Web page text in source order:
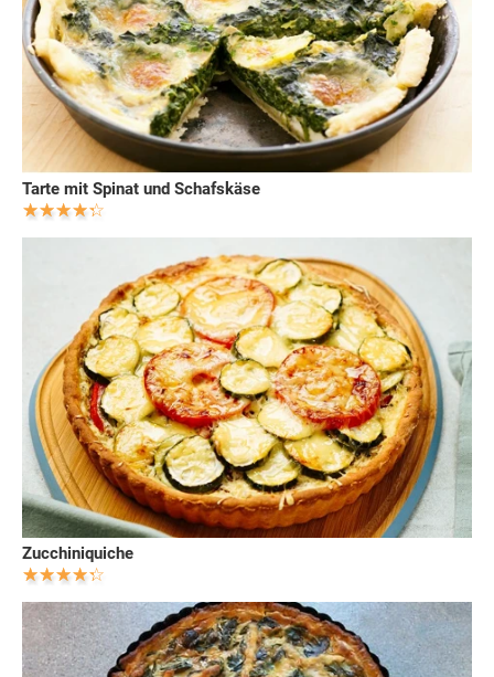
Tarte mit Spinat und Schafskäse
Zucchiniquiche